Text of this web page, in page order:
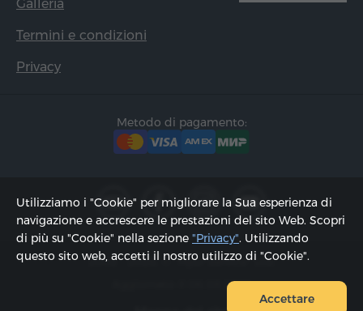
Galleria
Termini e condizioni
Privacy
Metodo di pagamento:
2002 - 2026, © "Hyur Service" Ltd;
Aggiornato il 06.08.2026
Utilizziamo i "Cookie" per migliorare la Sua esperienza di
navigazione e accrescere le prestazioni del sito Web. Scopri
di più su "Cookie" nella sezione "Privacy". Utilizzando
questo sito web, accetti il ​​nostro utilizzo di "Cookie".
Accettare